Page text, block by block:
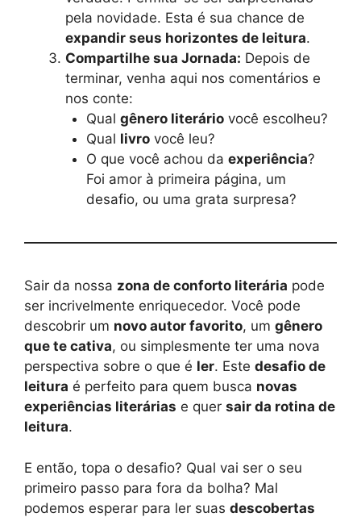
pela novidade. Esta é sua chance de
expandir seus horizontes de leitura.
Compartilhe sua Jornada: Depois de
terminar, venha aqui nos comentários e
nos conte:
Qual gênero literáriovocê escolheu?
Qual livrovocê leu?
O que você achou da experiência?
Foi amor à primeira página, um
desafio, ou uma grata surpresa?
Sair da nossa zona de conforto literária pode
ser incrivelmente enriquecedor. Você pode
descobrir um novo autor favorito, um gênero
que te cativa, ou simplesmente ter uma nova
perspectiva sobre o que é ler. Este desafio de
leitura é perfeito para quem busca novas
experiências literárias e quer sair da rotina de
leitura.
E então, topa o desafio? Qual vai ser o seu
primeiro passo para fora da bolha? Mal
podemos esperar para ler suas descobertas